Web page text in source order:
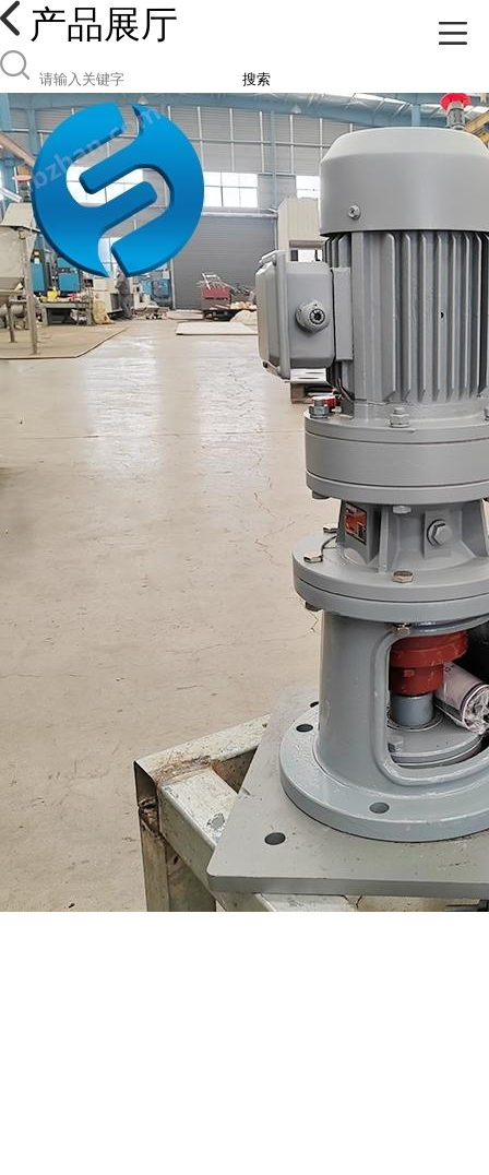
产品展厅
搜索